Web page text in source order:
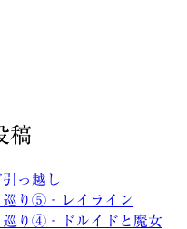
稿
引っ越し
巡り⑤‐レイライン
巡り④‐ドルイドと魔女